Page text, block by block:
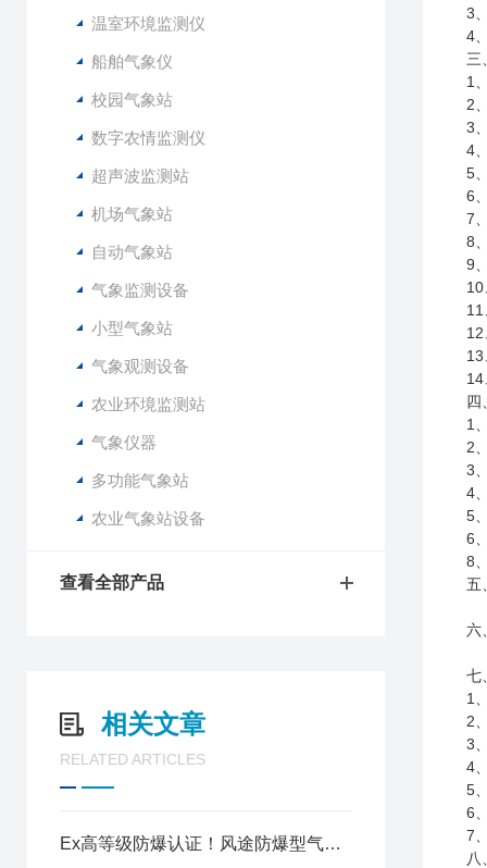
温室环境监测仪
船舶气象仪
校园气象站
数字农情监测仪
超声波监测站
机场气象站
自动气象站
气象监测设备
小型气象站
气象观测设备
农业环境监测站
气象仪器
多功能气象站
农业气象站设备
查看全部产品
相关文章
RELATED ARTICLES
Ex高等级防爆认证！风途防爆型气象站，适配油库矿井多高危场景
3
4
三
1
2
3
4
5
6
7
8
9
四
1
2
3
4
5
6
8
五
六
七
1
2
3
4
5
6
7
八